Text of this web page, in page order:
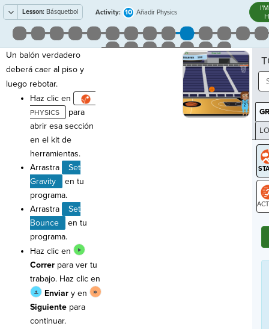
Lesson: Básquetbol Activity: 10 Añadir Physics
Un balón verdadero
deberá caer al piso y
luego rebotar.
Haz clic en
para
abrir esa sección
en el kit de
herramientas.
Arrastra
Set
Gravity
en tu
programa.
Arrastra
Set
Bounce
en tu
programa.
Haz clic en
Correr para ver tu
trabajo. Haz clic en
Enviar y en
Siguiente para
continuar.